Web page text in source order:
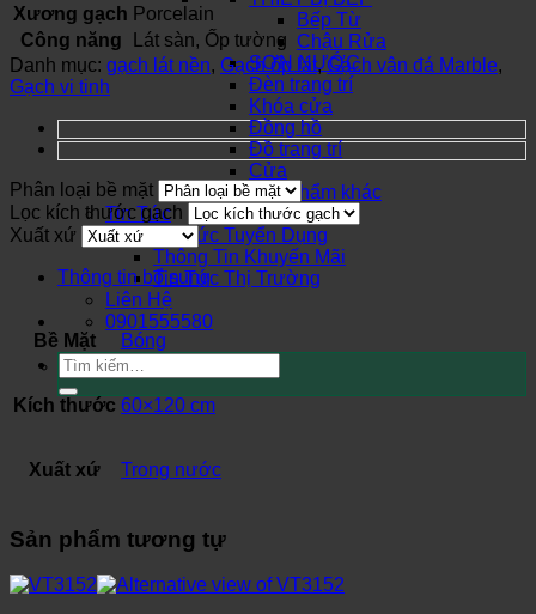
Bếp Từ
Chậu Rửa
SƠN NƯỚC
Đèn trang trí
Khóa cửa
Đồng hồ
Đồ trang trí
Cửa
Sản phẩm khác
Tin Tức
Tin Tức Tuyển Dụng
Thông Tin Khuyến Mãi
Tin Tức Thị Trường
Liên Hệ
0901555580
Tìm
kiếm:
Xương gạch Porcelain
Công năng
Lát sàn, Ốp tường
Danh mục: gạch lát nền, Gạch ốp lát,Gạch vân đá Marble,
Gạch vi tinh
Phân loại bề mặt
Lọc kích thước gạch
Xuất xứ
Thông tin bổ sung
Bề Mặt Bóng
Kích thước 60×120 cm
Xuất xứ Trong nước
Sản phẩm tương tự